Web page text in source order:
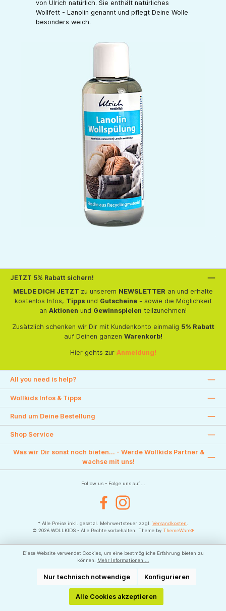
von Ulrich natürlich. Sie enthält natürliches
Wollfett - Lanolin genannt und pflegt Deine Wolle
besonders weich.
JETZT 5% Rabatt sichern!
MELDE DICH JETZT zu unserem NEWSLETTER an und erhalte
kostenlos Infos, Tippsund Gutscheine- sowie die Möglichkeit
an Aktionen und Gewinnspielen teilzunehmen!
Zusätzlich schenken wir Dir mit Kundenkonto einmalig 5% Rabatt
auf Deinen ganzen Warenkorb!
Hier gehts zur Anmeldung!
All you need is help?
Wollkids Infos & Tipps
Rund um Deine Bestellung
Shop Service
Was wir Dir sonst noch bieten... - Werde Wollkids Partner &
wachse mit uns!
Follow us - Folge uns auf....
FacebookInstagram
* Alle Preise inkl. gesetzl. Mehrwertsteuer zzgl. Versandkosten
© 2026 WOLLKIDS - Alle Rechte vorbehalten. Theme by ThemeWare®
Diese Website verwendet Cookies, um eine bestmögliche Erfahrung bieten zu
können.
Mehr Informationen ...
Nur technisch notwendige Konfigurieren
Alle Cookies akzeptieren